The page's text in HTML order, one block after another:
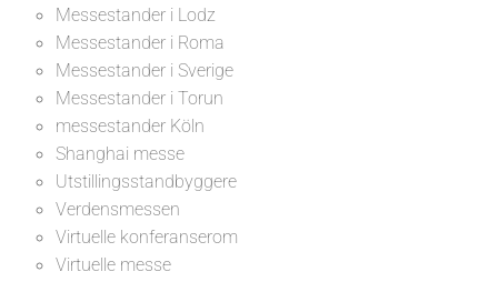
Messestander i Lodz
Messestander i Roma
Messestander i Sverige
Messestander i Torun
messestander Köln
Shanghai messe
Utstillingsstandbyggere
Verdensmessen
Virtuelle konferanserom
Virtuelle messe